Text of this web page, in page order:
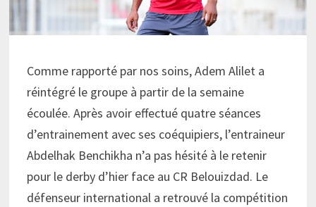
Comme rapporté par nos soins, Adem Alilet a
réintégré le groupe à partir de la semaine
écoulée. Après avoir effectué quatre séances
d’entrainement avec ses coéquipiers, l’entraineur
Abdelhak Benchikha n’a pas hésité à le retenir
pour le derby d’hier face au CR Belouizdad. Le
défenseur international a retrouvé la compétition